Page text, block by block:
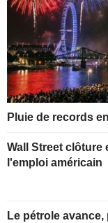
Pluie de records
Wall Street clôture
l'emploi américain
Le pétrole